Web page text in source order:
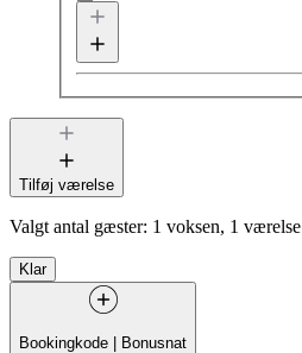
Tilføj værelse
Valgt antal gæster: 1 voksen, 1 værelse
Klar
Bookingkode | Bonusnat